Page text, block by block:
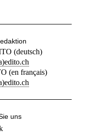
(deutsch)
(en français)
uns